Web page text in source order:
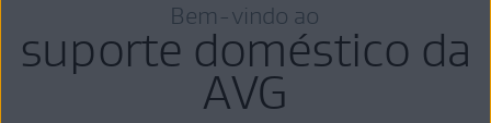
Bem-vindo ao
suporte doméstico da
AVG